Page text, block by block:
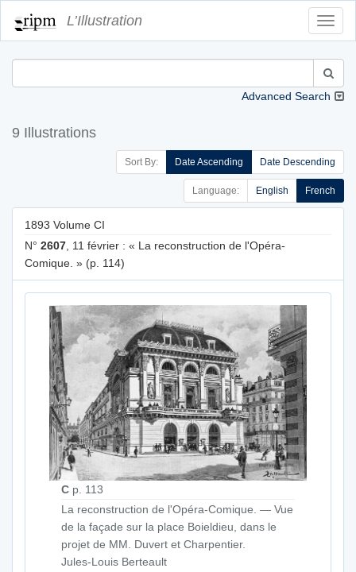
L’Illustration
Advanced Search
9 Illustrations
Sort By: Date Ascending Date Descending
Language: English French
1893 Volume CI
N° 2607 , 11 février : « La reconstruction de l'Opéra-
Comique. » (p. 114)
C p. 113
La reconstruction de l'Opéra-Comique. — Vue
de la façade sur la place Boieldieu, dans le
projet de MM. Duvert et Charpentier.
Jules-Louis Berteault